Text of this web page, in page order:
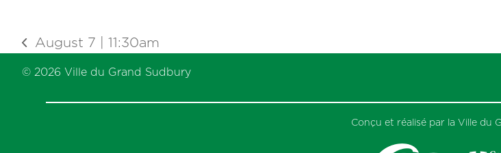
previous
post:
August 7 | 11:30am
© 2026 Ville du Grand Sudbury
Conçu et réalisé par la Ville du